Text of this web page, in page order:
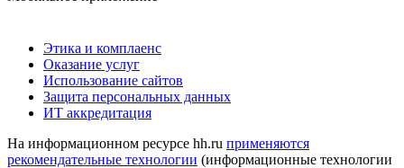
Этика и комплаенс
Оказание услуг
Использование сайтов
Защита персональных данных
ИТ аккредитация
На информационном ресурсе hh.ru применяются
рекомендательные технологии (информационные технологии